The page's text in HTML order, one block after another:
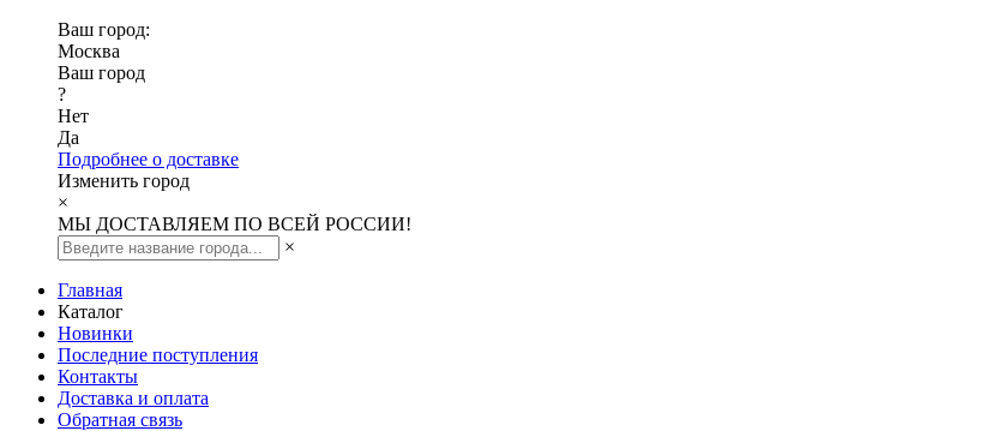
Ваш город:
Москва
Ваш город
?
Нет
Да
Подробнее о доставке
Изменить город
×
МЫ ДОСТАВЛЯЕМ ПО ВСЕЙ РОССИИ!
×
Главная
Каталог
Новинки
Последние поступления
Контакты
Доставка и оплата
Обратная связь